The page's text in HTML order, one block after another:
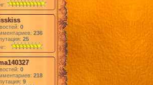
0
236
25
0
218
9